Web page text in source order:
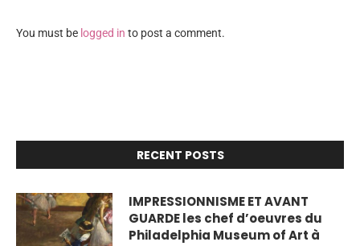
You must be logged in to post a comment.
RECENT POSTS
IMPRESSIONNISME ET AVANT
GUARDE les chef d’oeuvres du
Philadelphia Museum of Art à